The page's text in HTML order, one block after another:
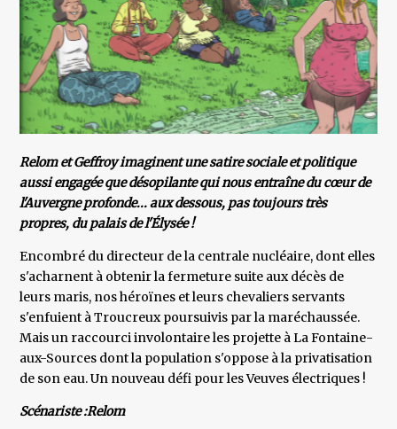
Relom et Geffroy imaginent une satire sociale et politique
aussi engagée que désopilante qui nous entraîne du cœur de
l'Auvergne profonde... aux dessous, pas toujours très
propres, du palais de l'Élysée !
Encombré du directeur de la centrale nucléaire, dont elles
s'acharnent à obtenir la fermeture suite aux décès de
leurs maris, nos héroïnes et leurs chevaliers servants
s'enfuient à Troucreux poursuivis par la maréchaussée.
Mais un raccourci involontaire les projette à La Fontaine-
aux-Sources dont la population s'oppose à la privatisation
de son eau. Un nouveau défi pour les Veuves électriques !
Scénariste :Relom